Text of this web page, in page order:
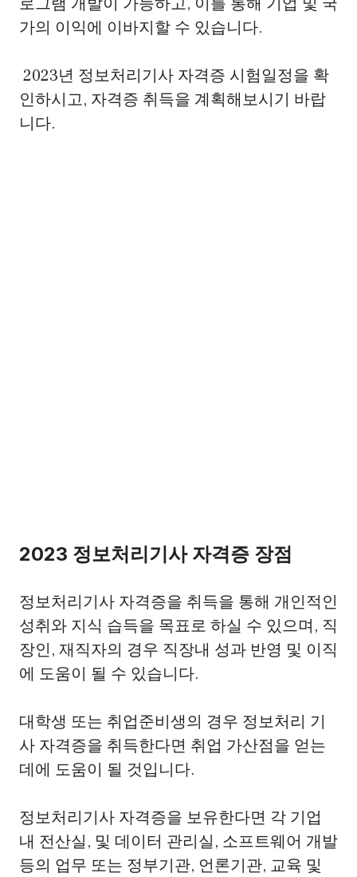
가의 이익에 이바지할 수 있습니다.
2023년 정보처리기사 자격증 시험일정을 확
인하시고, 자격증 취득을 계획해보시기 바랍
니다.
2023 정보처리기사 자격증 장점
정보처리기사 자격증을 취득을 통해 개인적인
성취와 지식 습득을 목표로 하실 수 있으며, 직
장인, 재직자의 경우 직장내 성과 반영 및 이직
에 도움이 될 수 있습니다.
대학생 또는 취업준비생의 경우 정보처리 기
사 자격증을 취득한다면 취업 가산점을 얻는
데에 도움이 될 것입니다.
정보처리기사 자격증을 보유한다면 각 기업
내 전산실, 및 데이터 관리실, 소프트웨어 개발
등의 업무 또는 정부기관, 언론기관, 교육 및